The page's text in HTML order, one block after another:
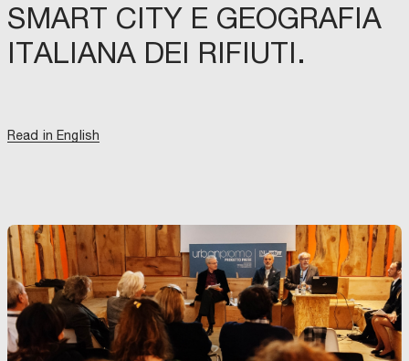
SMART CITY E GEOGRAFIA
ITALIANA DEI RIFIUTI.
Read in English